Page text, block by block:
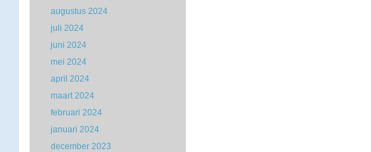
augustus 2024
juli 2024
juni 2024
mei 2024
april 2024
maart 2024
februari 2024
januari 2024
december 2023